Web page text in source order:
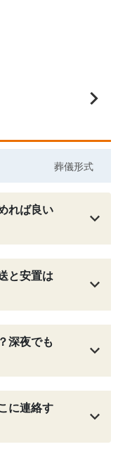
葬儀形式
れば良い
と安置は
深夜でも
に連絡す